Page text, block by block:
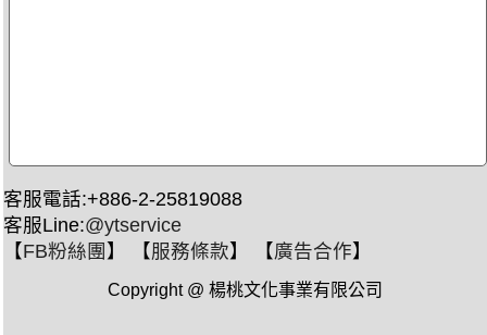
客服電話:+886-2-25819088
客服Line:@ytservice
【FB粉絲團 】 【服務條款】 【廣告合作】
Copyright @ 楊桃文化事業有限公司